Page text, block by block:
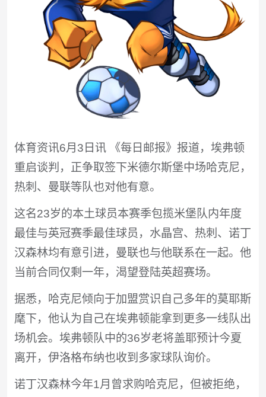
体育资讯6月3日讯 《每日邮报》报道，埃弗顿
重启谈判，正争取签下米德尔斯堡中场哈克尼，
热刺、曼联等队也对他有意。
这名23岁的本土球员本赛季包揽米堡队内年度
最佳与英冠赛季最佳球员，水晶宫、热刺、诺丁
汉森林均有意引进，曼联也与他联系在一起。他
当前合同仅剩一年，渴望登陆英超赛场。
据悉，哈克尼倾向于加盟赏识自己多年的莫耶斯
麾下，他认为自己在埃弗顿能拿到更多一线队出
场机会。埃弗顿队中的36岁老将盖耶预计今夏
离开，伊洛格布纳也收到多家球队询价。
诺丁汉森林今年1月曾求购哈克尼，但被拒绝，